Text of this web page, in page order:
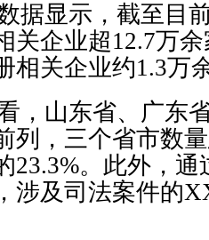
据显示，截至目
关企业超12.7万
相关企业约1.3万
，山东省、广东
列，三个省市数
23.3%。此外，
涉及司法案件的